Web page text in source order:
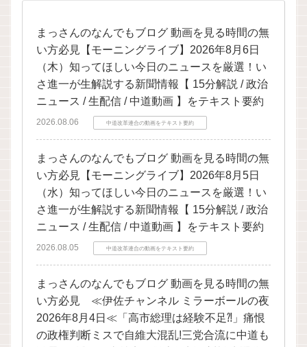
まっさんのなんでもブログ 動画を見る時間の無
い方必見【モーニングライブ】2026年8月6日
（木）知ってほしい今日のニュースを厳選！い
さ進一が生解説する新聞情報【 15分解説 / 政治
ニュース / 生配信 / 中道動画 】をテキスト要約
2026.08.06 中道改革連合の動画をテキスト要約
まっさんのなんでもブログ 動画を見る時間の無
い方必見【モーニングライブ】2026年8月5日
（水）知ってほしい今日のニュースを厳選！い
さ進一が生解説する新聞情報【 15分解説 / 政治
ニュース / 生配信 / 中道動画 】をテキスト要約
2026.08.05 中道改革連合の動画をテキスト要約
まっさんのなんでもブログ 動画を見る時間の無
い方必見 ≪伊佐チャンネル ミラーボールの夜
2026年8月4日≪「高市総理は経験不足⁈」痛恨
の政権判断ミスで自維大混乱!三党合流に中道も